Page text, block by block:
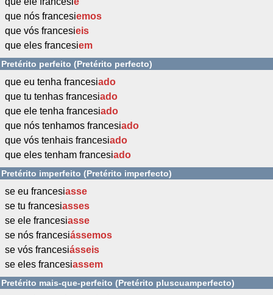
que nós francesiemos
que vós francesieis
que eles francesiem
Pretérito perfeito (Pretérito perfecto)
que eu tenha francesiado
que tu tenhas francesiado
que ele tenha francesiado
que nós tenhamos francesiado
que vós tenhais francesiado
que eles tenham francesiado
Pretérito imperfeito (Pretérito imperfecto)
se eu francesiasse
se tu francesiasses
se ele francesiasse
se nós francesiássemos
se vós francesiásseis
se eles francesiassem
Pretérito mais-que-perfeito (Pretérito pluscuamperfecto)